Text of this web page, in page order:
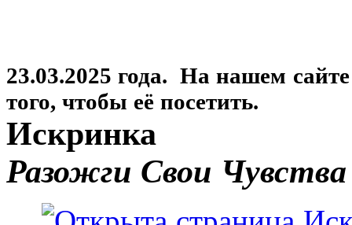
23.03.2025 года. На нашем
того, чтобы её посетить.
Искринка
Разожги Свои Чувства